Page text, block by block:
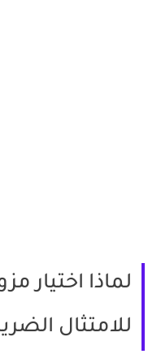
للامتثال الضريبي